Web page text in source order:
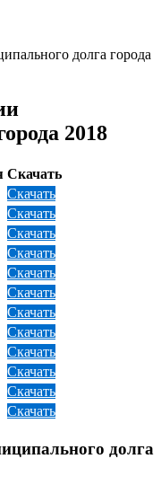
долга города
2018
Скачать
Скачать
Скачать
Скачать
Скачать
Скачать
Скачать
Скачать
Скачать
Скачать
Скачать
Скачать
Скачать
долга